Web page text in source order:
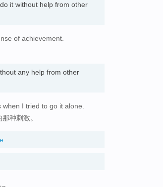
it without help from other
of achievement.
any help from other
I tried to go it alone.
种刺激。